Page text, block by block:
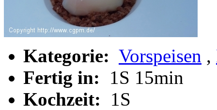
Kategorie: Vorspeisen ,
Fertig in:
1S 15min
Kochzeit:
1S